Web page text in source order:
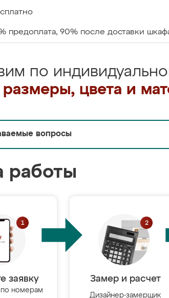
предоплата, 90% после доставки
по
цвета и
вопросы
работы
заявку
по номерам
Замер и расчет
Дизайнер-замерщик